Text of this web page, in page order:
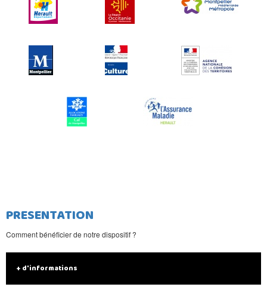
PRESENTATION
Comment bénéficier de notre dispositif ?
+ d'informations